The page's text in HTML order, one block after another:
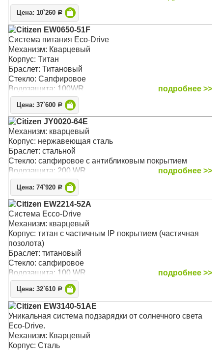
Цена: 10`260 Р
Citizen EW0650-51F
Система питания Eco-Drive
Механизм: Кварцевый
Корпус: Титан
Браслет: Титановый
Стекло: Сапфировое
Водозащита: 100WR
подробнее >>
Цена: 37`600 Р
Citizen JY0020-64E
Механизм: кварцевый
Корпус: нержавеющая сталь
Браслет: стальной
Стекло: сапфировое с антибликовым покрытием
Водозащита: 200 WR
подробнее >>
Цена: 74`920 Р
Citizen EW2214-52A
Система Ecco-Drive
Механизм: кварцевый
Корпус: титан с частичным IP покрытием (частичная
позолота)
Браслет: титановый
Стекло: сапфировое
Водозащита: 100 WR
подробнее >>
Цена: 32`610 Р
Citizen EW3140-51AE
Уникальная система подзарядки от солнечного света
Eco-Drive.
Механизм: Кварцевый
Корпус: Сталь